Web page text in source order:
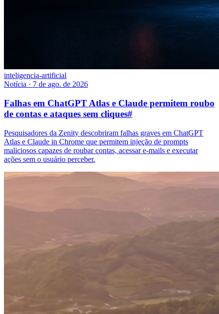
inteligencia-artificial
Notícia · 7 de ago. de 2026
Falhas em ChatGPT Atlas e Claude permitem roubo
de contas e ataques sem cliques#
Pesquisadores da Zenity descobriram falhas graves em ChatGPT
Atlas e Claude in Chrome que permitem injeção de prompts
maliciosos capazes de roubar contas, acessar e-mails e executar
ações sem o usuário perceber.